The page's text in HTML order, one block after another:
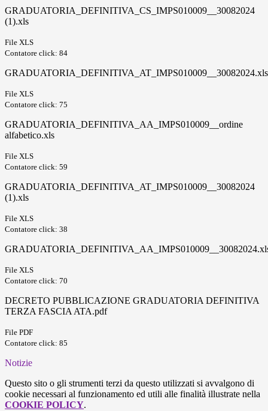
GRADUATORIA_DEFINITIVA_CS_IMPS010009__30082024
(1).xls
File XLS
Contatore click: 84
GRADUATORIA_DEFINITIVA_AT_IMPS010009__30082024.xls
File XLS
Contatore click: 75
GRADUATORIA_DEFINITIVA_AA_IMPS010009__ordine
alfabetico.xls
File XLS
Contatore click: 59
GRADUATORIA_DEFINITIVA_AT_IMPS010009__30082024
(1).xls
File XLS
Contatore click: 38
File XLS
Contatore click: 70
DECRETO PUBBLICAZIONE GRADUATORIA DEFINITIVA
TERZA FASCIA ATA.pdf
File PDF
Contatore click: 85
Notizie
Questo sito o gli strumenti terzi da questo utilizzati si avvalgono di
cookie necessari al funzionamento ed utili alle finalità illustrate nella
COOKIE POLICY.